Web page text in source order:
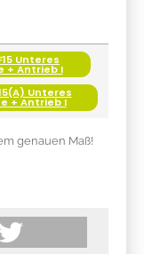
Unteres
+ Antrieb I
Unteres
+ Antrieb I
genauen Maß!